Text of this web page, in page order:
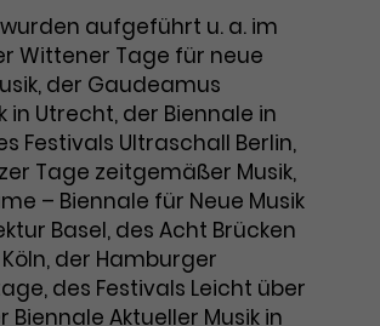
1 Monat
Enthält die gewählten Tracking-
Optin-Einstellungen.
und die Nutzung der Website für
den Analysebericht der Website zu
verfolgen. Die Cookies speichern
Informationen anonym und weisen
eine zufallsgenerierte Nummer zu,
um Besuche zu erkennen.
_gid
Google Analytics
Google Ads
3 Monate
Wird von Google verwendet, um
die Effizienz von Werbeanzeigen zu
messen und Conversions zu
speichern. Dieses Cookie hilft dabei
nachzuvollziehen, ob Nutzer über
Google-Anzeigen auf unsere
Website gelangt sind.
aufgeführt u. a. im
Wittener Tage für neue
der Gaudeamus
in Utrecht, der Biennale in
Festivals Ultraschall Berlin,
Tage zeitgemäßer Musik,
– Biennale für Neue Musik
Basel, des Acht Brücken
der Hamburger
des Festivals Leicht über
Biennale Aktueller Musik in